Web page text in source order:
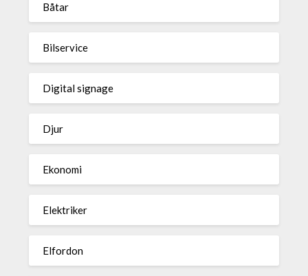
Båtar
Bilservice
Digital signage
Djur
Ekonomi
Elektriker
Elfordon